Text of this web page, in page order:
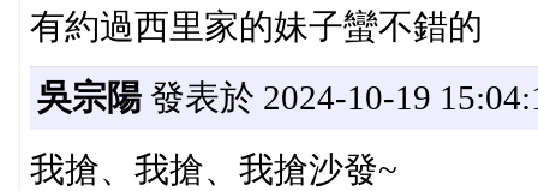
有約過西里家的妹子蠻不錯的
吳宗陽發表於 2024-10-19
我搶、我搶、我搶沙發~